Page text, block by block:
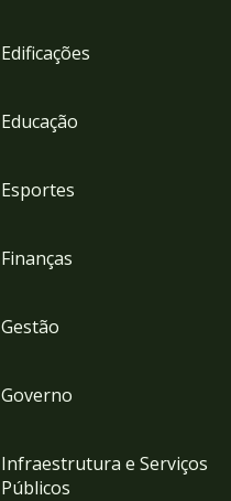
Edificações
Educação
Esportes
Finanças
Gestão
Governo
Infraestrutura e Serviços
Públicos